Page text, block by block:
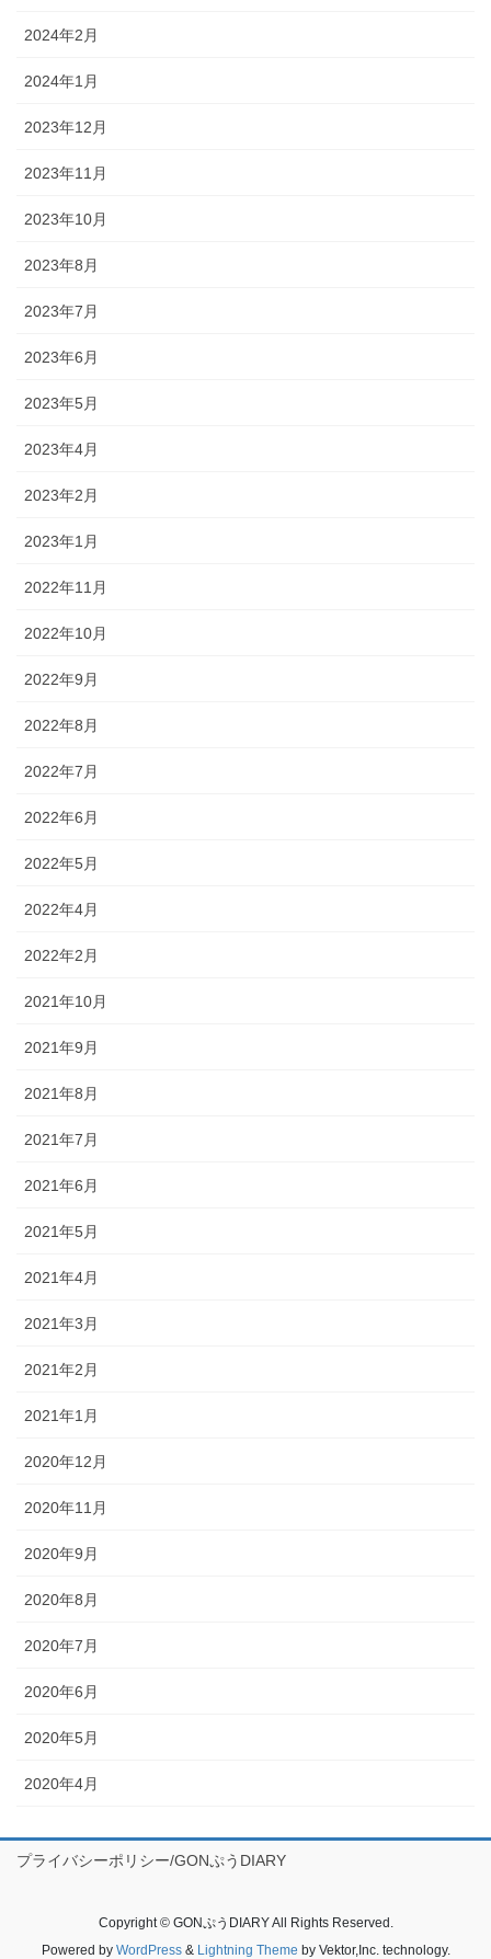
2024年2月
2024年1月
2023年12月
2023年11月
2023年10月
2023年8月
2023年7月
2023年6月
2023年5月
2023年4月
2023年2月
2023年1月
2022年11月
2022年10月
2022年9月
2022年8月
2022年7月
2022年6月
2022年5月
2022年4月
2022年2月
2021年10月
2021年9月
2021年8月
2021年7月
2021年6月
2021年5月
2021年4月
2021年3月
2021年2月
2021年1月
2020年12月
2020年11月
2020年9月
2020年8月
2020年7月
2020年6月
2020年5月
2020年4月
プライバシーポリシー/GONぷうDIARY
Copyright © GONぷうDIARY All Rights Reserved.
Powered by WordPress& Lightning Theme by Vektor,Inc. technology.